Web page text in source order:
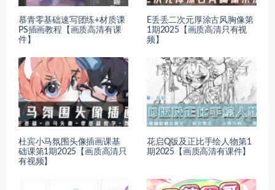
慕青零基础速写团练+材质课
PS插画教程【画质高清有课
件】
E丢丢二次元厚涂古风胸像第
1期2025【画质高清只有视
频】
杜宾小马氛围头像插画课基
础课第1期2025【画质高清只
有视频】
花启Q版及正比手绘人物第1
期2025【画质高清有课件】